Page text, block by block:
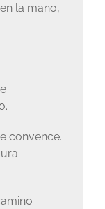
la mano,
convence.